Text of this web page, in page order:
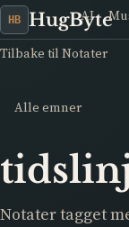
HB HugByte
AI
Tilbake til Notater
Alle emner
Notater tagget